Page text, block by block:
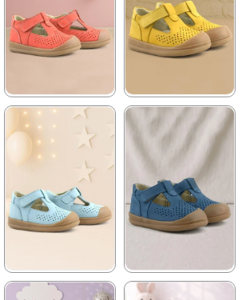
%42İndirim
Ücretsiz
%42İndirim
Ücretsiz
Kargo
★ ★
1.399,90 ₺
%42İndirim
Ücretsiz
★ ★ ★ ★
1.399,90 ₺
%42İndirim
Ücretsiz
Kargo
Tükeniyor
★ ★